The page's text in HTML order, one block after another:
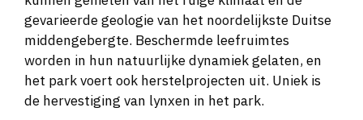
gevarieerde geologie van het noordelijkste Duitse
middengebergte. Beschermde leefruimtes
worden in hun natuurlijke dynamiek gelaten, en
het park voert ook herstelprojecten uit. Uniek is
de hervestiging van lynxen in het park​​.